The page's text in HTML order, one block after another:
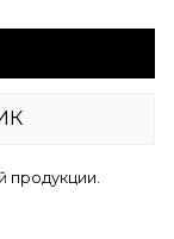
продукции.